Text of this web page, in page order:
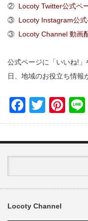
② Locoty Twitter公式ペ
③ Locoty Instagram公
③ Locoty Channel 動画
公式ページに「いいね!
日、地域のお役立ち情報
Locoty Channel